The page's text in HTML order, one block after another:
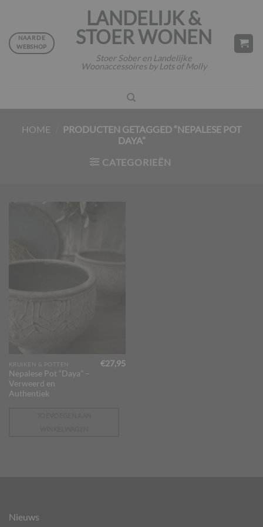
inhoud
LANDELIJK &
STOER WONEN
Stoer Sober en Landelijke
Woonaccessoires by Lots of Molly
NAAR DE
WEBSHOP
HOME
PRODUCTEN GETAGGED “NEPALESE POT
DAYA”
CATEGORIEËN
KRUIKEN & POTTEN
Nepalese Pot “Daya” –
Verweerd en
Authentiek
€27,95
Nieuws